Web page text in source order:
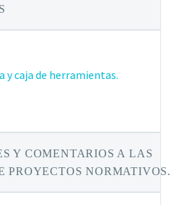
y caja de herramientas.
Y COMENTARIOS A LAS
PROYECTOS NORMATIVOS.